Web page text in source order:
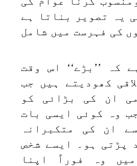
یہ تصویر بناتا ہے
کی فہرست میں شامل
کہ ’’بڑے‘‘ اس وقت
کھودیتے ہیں جب
ان کی بڑائی کو
وہ کوئی ایسی بات
ان کی متکبرانہ
پڑتی ہو۔ ایسے شخص
وہ فوراً اپنا